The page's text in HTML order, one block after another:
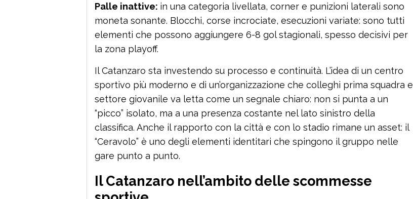
Palle inattive: in una categoria livellata, corner e punizioni laterali sono
moneta sonante. Blocchi, corse incrociate, esecuzioni variate: sono tutti
elementi che possono aggiungere 6-8 gol stagionali, spesso decisivi per
la zona playoff.
Il Catanzaro sta investendo su processo e continuità. L’idea di un centro
sportivo più moderno e di un’organizzazione che colleghi prima squadra e
settore giovanile va letta come un segnale chiaro: non si punta a un
“picco” isolato, ma a una presenza costante nel lato sinistro della
classifica. Anche il rapporto con la città e con lo stadio rimane un asset: il
“Ceravolo” è uno degli elementi identitari che spingono il gruppo nelle
gare punto a punto.
Il Catanzaro nell’ambito delle scommesse